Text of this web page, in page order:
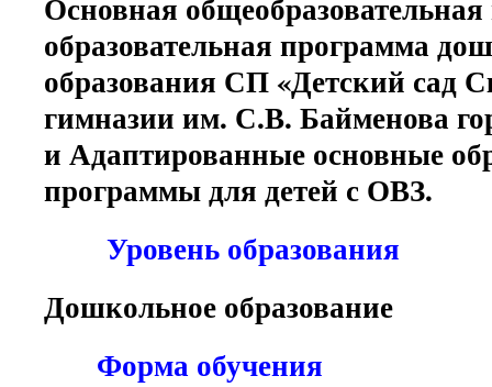
образовательная программа
образования СП «Детский сад
гимназии им. С.В. Байменова
и Адаптированные основные
программы для детей с ОВЗ.
Уровень образования
Дошкольное образование
Форма обучения